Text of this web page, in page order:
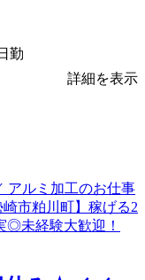
勤
詳細を表示